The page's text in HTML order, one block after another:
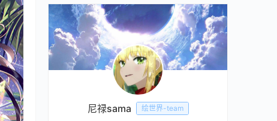
尼禄sama 绘世界-team